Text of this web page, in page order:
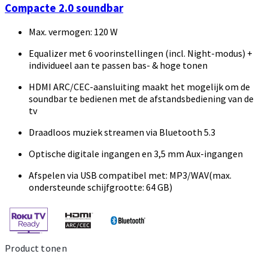
Compacte 2.0 soundbar
Max. vermogen: 120 W
Equalizer met 6 voorinstellingen (incl. Night-modus) +
individueel aan te passen bas- & hoge tonen
HDMI ARC/CEC-aansluiting maakt het mogelijk om de
soundbar te bedienen met de afstandsbediening van de
tv
Draadloos muziek streamen via Bluetooth 5.3
Optische digitale ingangen en 3,5 mm Aux-ingangen
Afspelen via USB compatibel met: MP3/WAV(max.
ondersteunde schijfgrootte: 64 GB)
Product tonen